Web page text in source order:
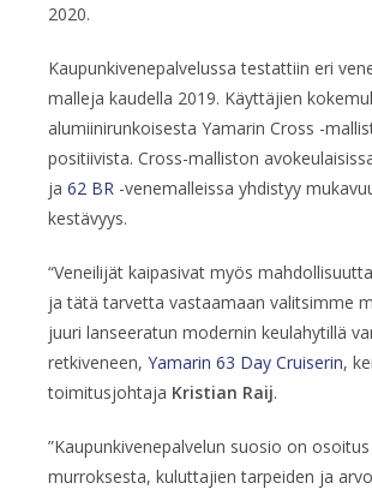
2020.
Kaupunkivenepalvelussa testattiin eri
malleja kaudella 2019. Käyttäjien
alumiinirunkoisesta Yamarin Cross -
positiivista. Cross-malliston
ja 62 BR -venemalleissa yhdistyy
kestävyys.
“Veneilijät kaipasivat myös
ja tätä tarvetta vastaamaan valitsimme
juuri lanseeratun modernin keulahytillä
retkiveneen, Yamarin 63 Day Cruiserin,
toimitusjohtaja Kristian Raij.
”Kaupunkivenepalvelun suosio on
murroksesta, kuluttajien tarpeiden ja